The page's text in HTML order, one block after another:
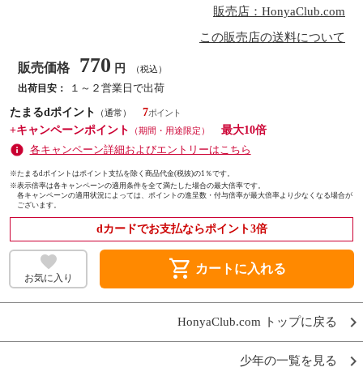
販売店：HonyaClub.com
この販売店の送料について
販売価格 770 円 （税込）
出荷目安：
１～２営業日で出荷
たまるdポイント
（通常）
7
+キャンペーンポイント
（期間・用途限定）
最大10倍
各キャンペーン詳細およびエントリーはこちら
※たまるdポイントはポイント支払を除く商品代金(税抜)の1％です。
※表示倍率は各キャンペーンの適用条件を全て満たした場合の最大倍率です。
各キャンペーンの適用状況によっては、ポイントの進呈数・付与倍率が最大倍率より少なくなる場合が
ございます。
dカードでお支払ならポイント3倍
お気に入り shopping_cart カートに入れる
HonyaClub.com トップに戻る
少年の一覧を見る